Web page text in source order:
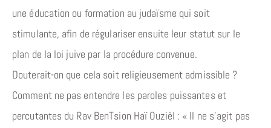
une éducation ou formation au judaïsme qui soit
stimulante, afin de régulariser ensuite leur statut sur le
plan de la loi juive par la procédure convenue.
Douterait-on que cela soit religieusement admissible ?
Comment ne pas entendre les paroles puissantes et
percutantes du Rav BenTsion Haï Ouzièl : « Il ne s’agit pas